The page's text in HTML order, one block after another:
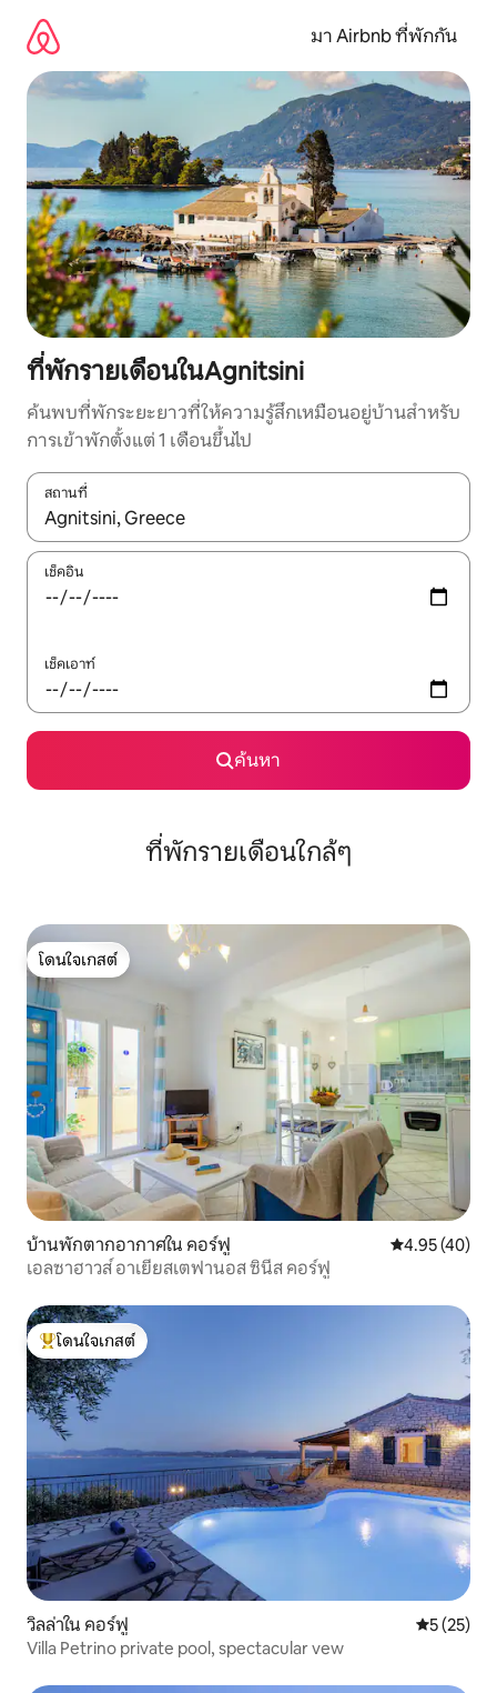
เนื้อหา
มา Airbnb ที่พักกัน
ที่พักรายเดือนในAgnitsini
ค้นพบที่พักระยะยาวที่ให้ความรู้สึกเหมือนอยู่บ้านสำหรับ
การเข้าพักตั้งแต่ 1 เดือนขึ้นไป
สถานที่
ใช้ลูกศรขึ้นลง หรือใช้การสัมผัสหรือปัด เพื่อสำรวจผลการค้นหา
เช็คอิน
เช็คเอาท์
ค้นหา
ที่พักรายเดือนใกล้ๆ
โดนใจเกสต์
โดนใจเกสต์
บ้านพักตากอากาศใน คอร์ฟู คะแนนเฉลี่ย
4.95 (40)
เอลซาฮาวส์ อาเยียสเตฟานอส ซินีส คอร์ฟู
โดนใจเกสต์ที่สุด
โดนใจเกสต์
วิลล่าใน คอร์ฟู คะแนนเฉลี่
5 (25)
Villa Petrino private pool, spectacular vew